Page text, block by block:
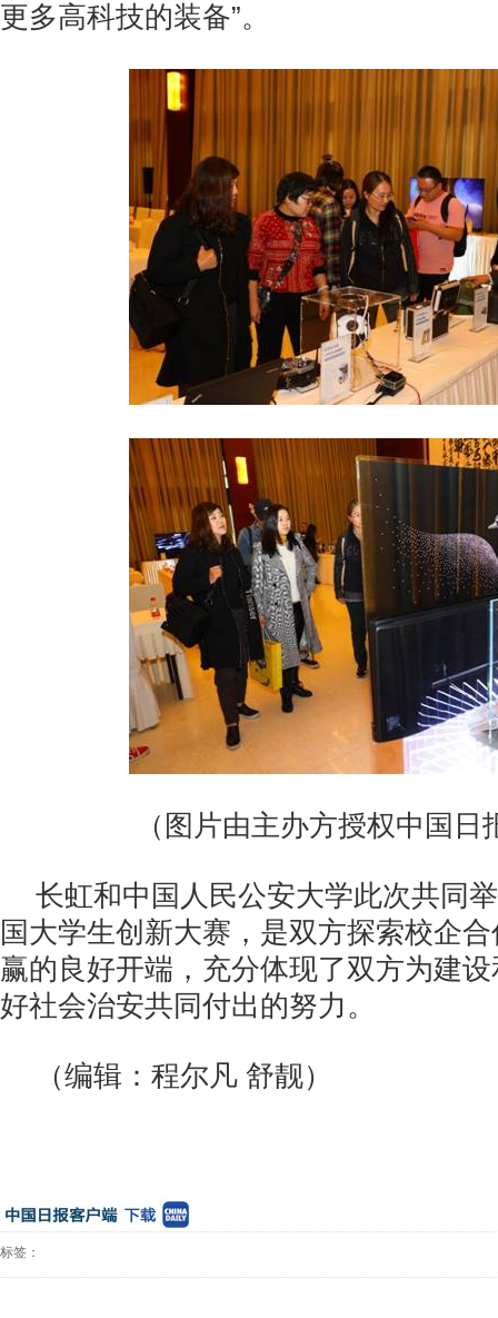
更多高科技的装备”。
（图片由主办方授权中国日
长虹和中国人民公安大学此次共同
国大学生创新大赛，是双方探索校企
赢的良好开端，充分体现了双方为建
好社会治安共同付出的努力。
（编辑：程尔凡 舒靓）
标签：